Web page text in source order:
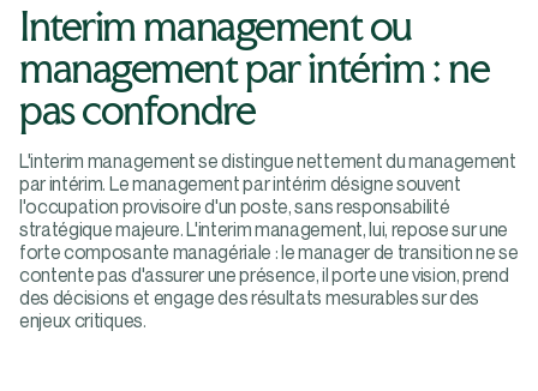
Interim management ou
management par intérim : ne
pas confondre
L'interim management se distingue nettement du management
par intérim. Le management par intérim désigne souvent
l'occupation provisoire d'un poste, sans responsabilité
stratégique majeure. L'interim management, lui, repose sur une
forte composante managériale : le manager de transition ne se
contente pas d'assurer une présence, il porte une vision, prend
des décisions et engage des résultats mesurables sur des
enjeux critiques.